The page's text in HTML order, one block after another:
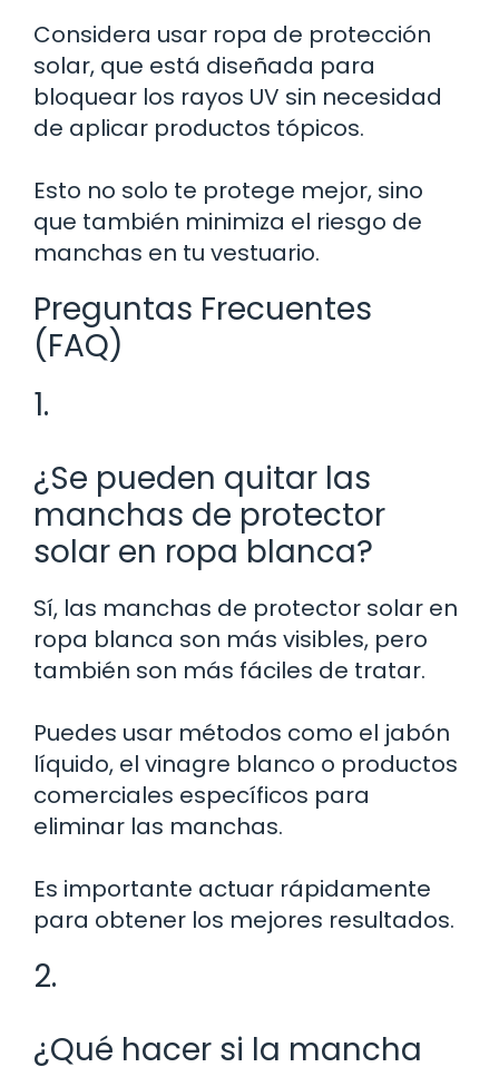
Considera usar ropa de protección
solar, que está diseñada para
bloquear los rayos UV sin necesidad
de aplicar productos tópicos.
Esto no solo te protege mejor, sino
que también minimiza el riesgo de
manchas en tu vestuario.
Preguntas Frecuentes
(FAQ)
1.
¿Se pueden quitar las
manchas de protector
solar en ropa blanca?
Sí, las manchas de protector solar en
ropa blanca son más visibles, pero
también son más fáciles de tratar.
Puedes usar métodos como el jabón
líquido, el vinagre blanco o productos
comerciales específicos para
eliminar las manchas.
Es importante actuar rápidamente
para obtener los mejores resultados.
2.
¿Qué hacer si la mancha